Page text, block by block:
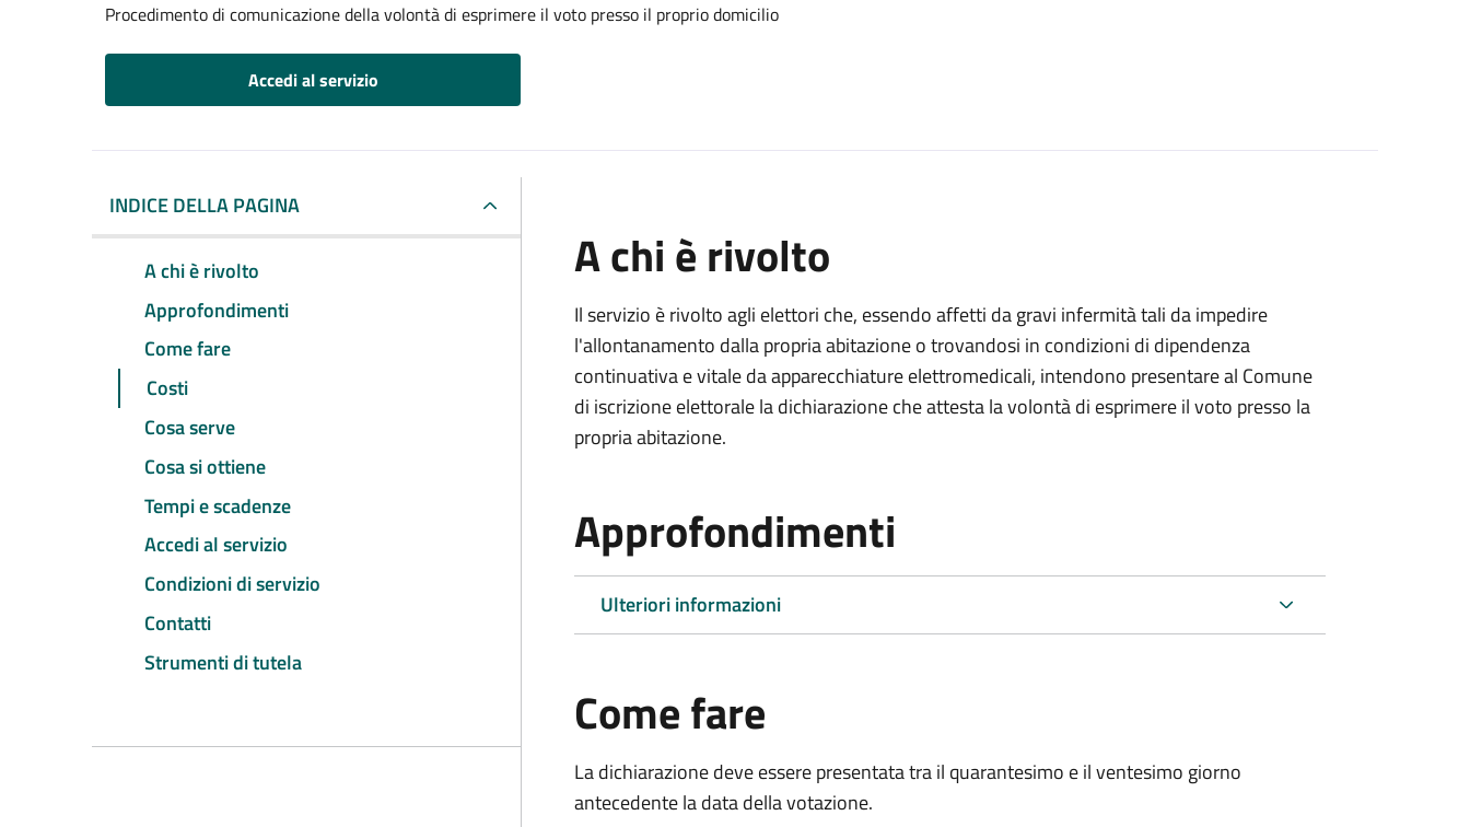
Procedimento di comunicazione della volontà di esprimere il voto presso il proprio domicilio
Accedi al servizio
INDICE DELLA PAGINA
A chi è rivolto
Approfondimenti
Come fare
Costi
Cosa serve
Cosa si ottiene
Tempi e scadenze
Accedi al servizio
Condizioni di servizio
Contatti
Strumenti di tutela
A chi è rivolto
Il servizio è rivolto agli elettori che, essendo affetti da gravi infermità tali da impedire
l'allontanamento dalla propria abitazione o trovandosi in condizioni di dipendenza
continuativa e vitale da apparecchiature elettromedicali, intendono presentare al Comune
di iscrizione elettorale la dichiarazione che attesta la volontà di esprimere il voto presso la
propria abitazione.
Approfondimenti
Ulteriori informazioni
Come fare
La dichiarazione deve essere presentata tra il quarantesimo e il ventesimo giorno
antecedente la data della votazione.